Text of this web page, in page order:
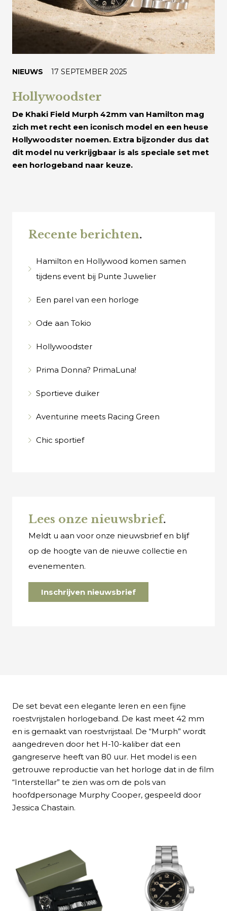
NIEUWS 17 SEPTEMBER 2025
Hollywoodster
De Khaki Field Murph 42mm van Hamilton mag
zich met recht een iconisch model en een heuse
Hollywoodster noemen. Extra bijzonder dus dat
dit model nu verkrijgbaar is als speciale set met
een horlogeband naar keuze.
Recente berichten.
Hamilton en Hollywood komen samen
tijdens event bij Punte Juwelier
Een parel van een horloge
Ode aan Tokio
Hollywoodster
Prima Donna? PrimaLuna!
Sportieve duiker
Aventurine meets Racing Green
Chic sportief
Lees onze nieuwsbrief.
Meldt u aan voor onze nieuwsbrief en blijf
op de hoogte van de nieuwe collectie en
evenementen.
Inschrijven nieuwsbrief
De set bevat een elegante leren en een fijne
roestvrijstalen horlogeband. De kast meet 42 mm
en is gemaakt van roestvrijstaal. De “Murph” wordt
aangedreven door het H-10-kaliber dat een
gangreserve heeft van 80 uur. Het model is een
getrouwe reproductie van het horloge dat in de film
“Interstellar” te zien was om de pols van
hoofdpersonage Murphy Cooper, gespeeld door
Jessica Chastain.